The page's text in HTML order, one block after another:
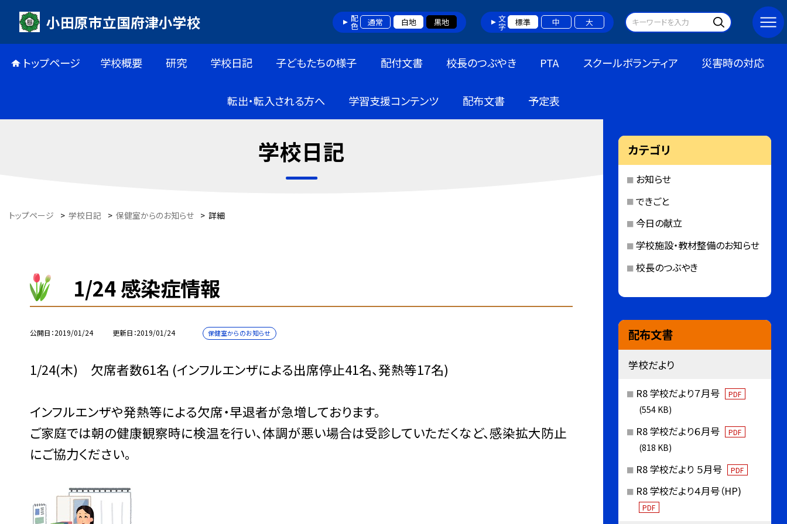
小田原市立国府津小学校 配色 通常 白地 黒地 文字 標準 中 大
トップページ 学校概要 研究 学校日記 子どもたちの様子 配付文書 校長のつぶやき PTA スクールボランティア 災害時の対応
転出・転入される方へ 学習支援コンテンツ 配布文書 予定表
学校日記
トップページ > 学校日記 > 保健室からのお知らせ > 詳細
1/24 感染症情報
公開日 2019/01/24 更新日 2019/01/24 保健室からのお知らせ
1/24(木) 欠席者数61名 (インフルエンザによる出席停止41名、発熱等17名)
インフルエンザや発熱等による欠席・早退者が急増しております。
ご家庭では朝の健康観察時に検温を行い、体調が悪い場合は受診していただくなど、感染拡大防止
にご協力ください。
カテゴリ
お知らせ
できごと
今日の献立
学校施設・教材整備のお知らせ
校長のつぶやき
配布文書
学校だより
R8 学校だより７月号 PDF
(554 KB)
R8 学校だより６月号 PDF
(818 KB)
R8 学校だより ５月号 PDF
R8 学校だより４月号（HP)
PDF